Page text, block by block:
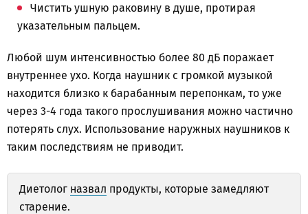
Чистить ушную раковину в душе, протирая
указательным пальцем.
Любой шум интенсивностью более 80 дБ поражает
внутреннее ухо. Когда наушник с громкой музыкой
находится близко к барабанным перепонкам, то уже
через 3-4 года такого прослушивания можно частично
потерять слух. Использование наружных наушников к
таким последствиям не приводит.
Диетолог назвал продукты, которые замедляют
старение.